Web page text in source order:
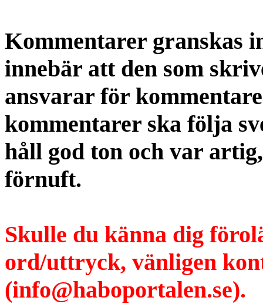
Kommentarer granskas
innebär att den som
ansvarar för
kommentarer ska följa
håll god ton och var
förnuft.
Skulle du känna dig
ord/uttryck, vänligen
(info@haboportalen.se).